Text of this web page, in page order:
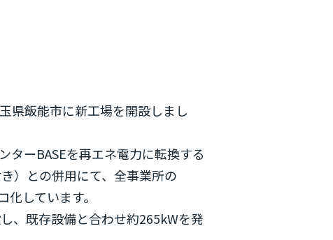
県飯能市に新工場を開設しまし
ターBASEを再エネ電力に転換する
）との併用にて、全事業所の
しています。
、既存設備と合わせ約265kWを発